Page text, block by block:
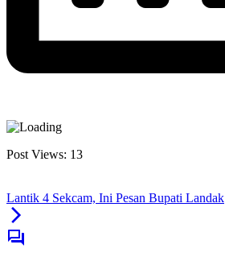
Post Views: 13
Lantik 4 Sekcam, Ini Pesan Bupati Landak